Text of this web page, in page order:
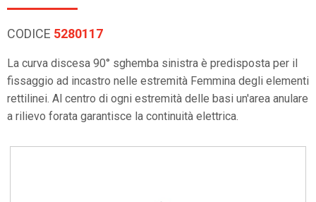
CODICE 5280117
La curva discesa 90° sghemba sinistra è predisposta per il
fissaggio ad incastro nelle estremità Femmina degli elementi
rettilinei. Al centro di ogni estremità delle basi un'area anulare
a rilievo forata garantisce la continuità elettrica.